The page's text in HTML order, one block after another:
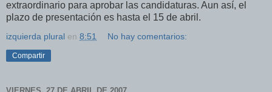
extraordinario para aprobar las candidaturas. Aun así, el
plazo de presentación es hasta el 15 de abril.
izquierda plural en 8:51 No hay comentarios:
Compartir